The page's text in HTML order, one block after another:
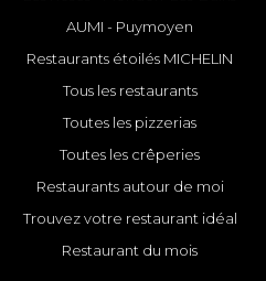
AUMI - Puymoyen
Restaurants étoilés MICHELIN
Tous les restaurants
Toutes les pizzerias
Toutes les crêperies
Restaurants autour de moi
Trouvez votre restaurant idéal
Restaurant du mois